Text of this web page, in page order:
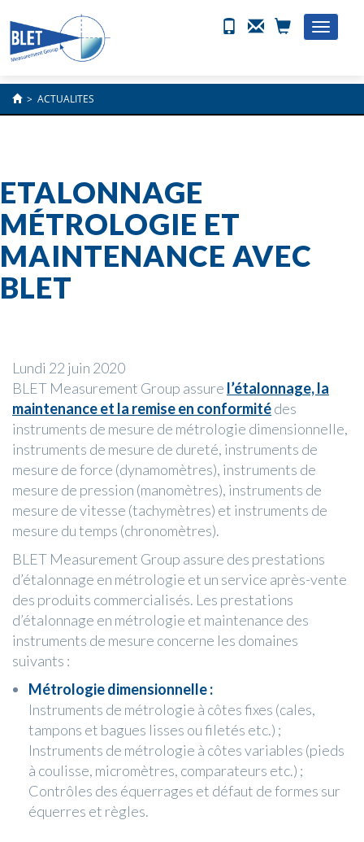
Toggle
> ACTUALITES
ETALONNAGE
MÉTROLOGIE ET
MAINTENANCE AVEC
BLET
Lundi 22 juin 2020
BLET Measurement Group assure l’étalonnage, la
maintenance et la remise en conformitédes
instruments de mesure de métrologie dimensionnelle,
instruments de mesure de dureté, instruments de
mesure de force (dynamomètres), instruments de
mesure de pression (manomètres), instruments de
mesure de vitesse (tachymètres) et instruments de
mesure du temps (chronomètres).
BLET Measurement Group assure des prestations
d’étalonnage en métrologie et un service après-vente
des produits commercialisés. Les prestations
d’étalonnage en métrologie et maintenance des
instruments de mesure concerne les domaines
suivants :
Métrologie dimensionnelle :
Instruments de métrologie à côtes fixes (cales,
tampons et bagues lisses ou filetés etc.) ;
Instruments de métrologie à côtes variables (pieds
à coulisse, micromètres, comparateurs etc.) ;
Contrôles des équerrages et défaut de formes sur
équerres et règles.